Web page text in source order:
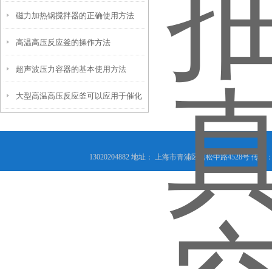
速升温的
磁力加热锅搅拌器的正确使用方法
高温高压反应釜的操作方法
超声波压力容器的基本使用方法
大型高温高压反应釜可以应用于催化
13020204882 地址： 上海市青浦区嘉松中路4528号 传真